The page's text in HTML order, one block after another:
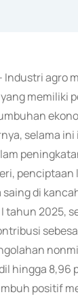
Industri agro
memiliki
selama
penciptaan
di
tahun 2025,
hingga 8,96
positif